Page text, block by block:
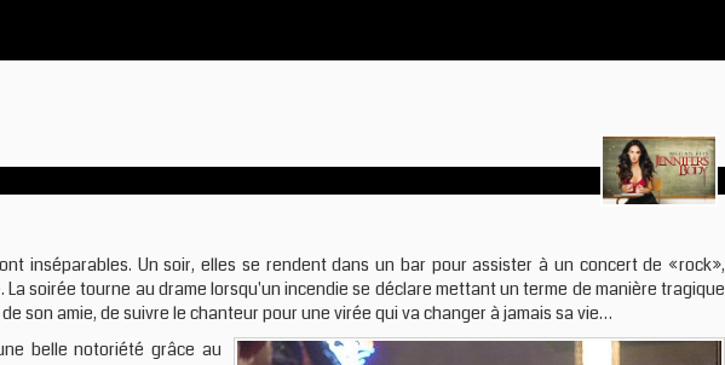
inséparables. Un soir, elles se rendent dans un bar pour assister à un concert de «rock»,
soirée tourne au drame lorsqu'un incendie se déclare mettant un terme de manière tragique
son amie, de suivre le chanteur pour une virée qui va changer à jamais sa vie…
belle notoriété grâce au